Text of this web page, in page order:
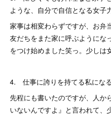
ような、自分で自信となる女
家事は相変わらずですが、お弁
友だちをまた家に呼ぶようにな
をつけ始めました笑っ。少しは
4. 仕事に誇りを持てる私にな
先程にも書いたのですが、人か
いないんですよ』と言われて、